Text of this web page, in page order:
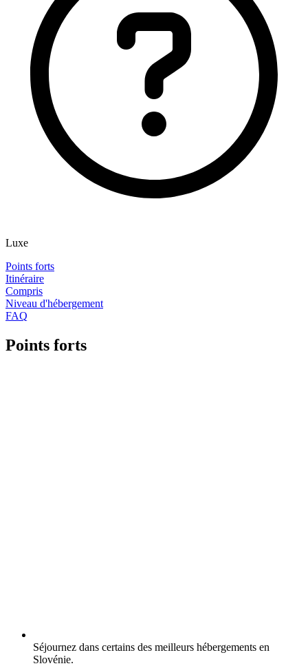
Luxe
Points forts
Itinéraire
Compris
Niveau d'hébergement
FAQ
Points forts
Séjournez dans certains des meilleurs hébergements en
Slovénie.